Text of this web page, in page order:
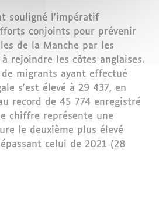
souligné l'impératif
conjoints pour prévenir
de la Manche par les
rejoindre les côtes anglaises.
de migrants ayant effectué
s'est élevé à 29 437, en
record de 45 774 enregistré
chiffre représente une
le deuxième plus élevé
celui de 2021 (28